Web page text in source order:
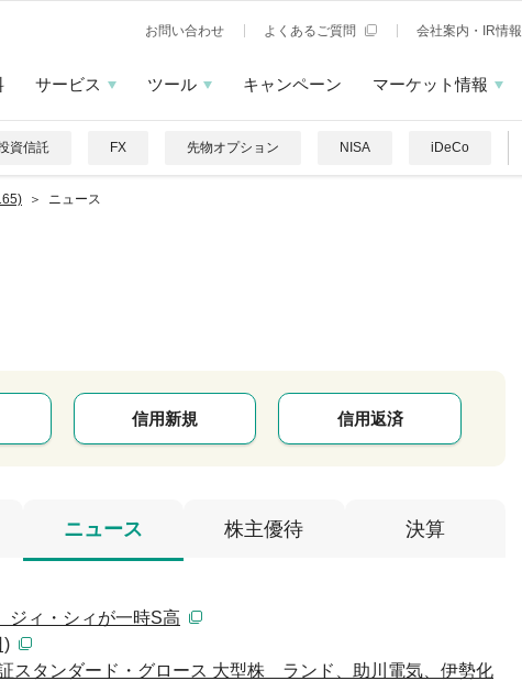
お問い合わせ よくあるご質問 会社案内・IR情報
サービス ツール キャンペーン マーケット情報
資信託 FX 先物オプション NISA iDeCo
ニュース
信用新規 信用返済
ニュース 株主優待 決算
ジィ・シィが一時S高
)
スタンダード・グロース 大型株 ランド、助川電気、伊勢化